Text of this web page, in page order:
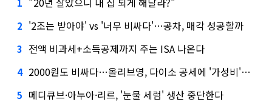
1
2 '2조는 받아야' vs '너무 비싸다'…공차, 매각 성공할까
3 전액 비과세+소득공제까지 주는 ISA 나온다
4 2000원도 비싸다…올리브영, 다이소 공세에 '가성비'로 맞불
5 메디큐브·아누아·리르, '눈물 세럼' 생산 중단한다